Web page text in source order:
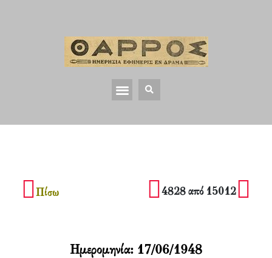
Πίσω 4828 από 15012
Ημερομηνία: 17/06/1948